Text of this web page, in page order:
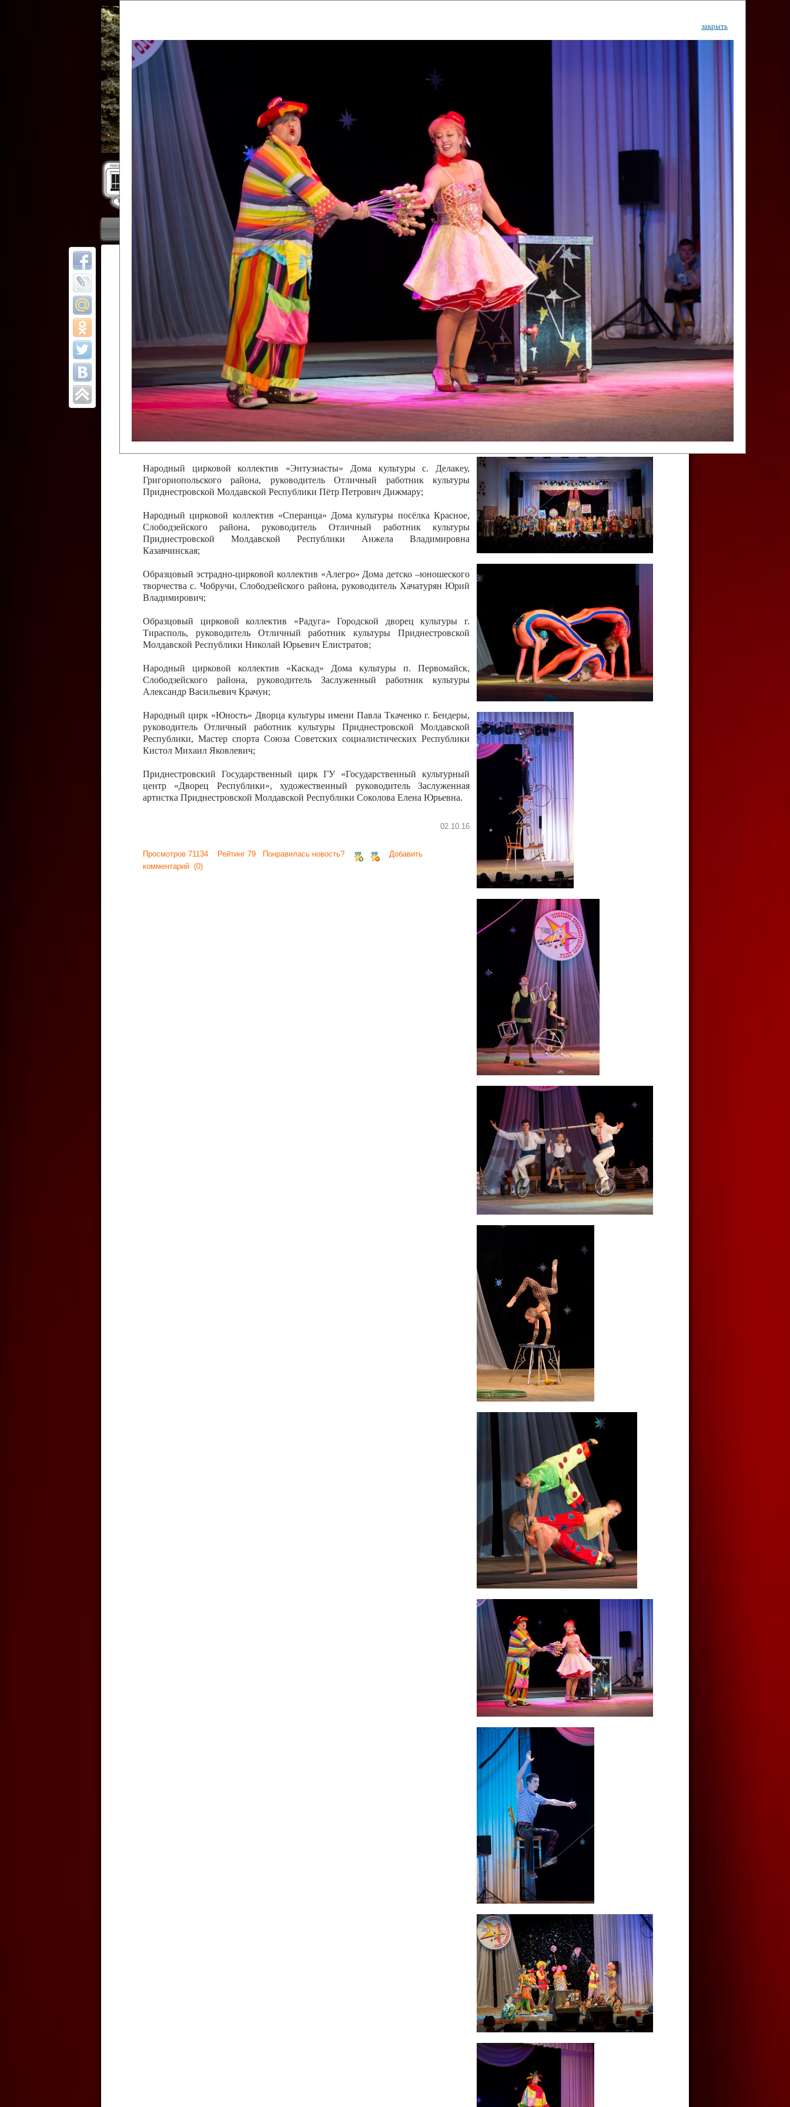
Государственный культурный центр
Дворец Республики
Приветствие Коллективы Новости Афиша Арт-монитор Арт-прожектор Контакты
ОТЧЕТЫ ГКЦ "ДВОРЕЦ РЕСПУБЛИКИ"
закрыть
Все отчеты
Финал Республиканского фестиваля
цирковых коллективов "Созвездие
Приднестровского цирка"
Участники фестиваля:
Образцовый эстрадно-цирковой коллектив «Ровесник» Дом культуры с.
Протягайловка, г. Бендеры , руководитель Рогожинер Светлана Георгиевна
Народный цирковой клоунский коллектив «Шари-вари» МУ «Культурно-
досуговый центр «Шелковик» г.Бендеры, руководители Отличные работники
культуры Приднестровской Молдавской Республики Алёна Александровна и
Олег Степанович Райлян;
Народный цирковой коллектив «Энтузиасты» Дома культуры с. Делакеу,
Григориопольского района, руководитель Отличный работник культуры
Приднестровской Молдавской Республики Пётр Петрович Дижмару;
Народный цирковой коллектив «Сперанца» Дома культуры посёлка Красное,
Слободзейского района, руководитель Отличный работник культуры
Приднестровской Молдавской Республики Анжела Владимировна
Казавчинская;
Образцовый эстрадно-цирковой коллектив «Алегро» Дома детско –юношеского
творчества с. Чобручи, Слободзейского района, руководитель Хачатурян Юрий
Владимирович;
Образцовый цирковой коллектив «Радуга» Городской дворец культуры г.
Тирасполь, руководитель Отличный работник культуры Приднестровской
Молдавской Республики Николай Юрьевич Елистратов;
Народный цирковой коллектив «Каскад» Дома культуры п. Первомайск,
Слободзейского района, руководитель Заслуженный работник культуры
Александр Васильевич Крачун;
Народный цирк «Юность» Дворца культуры имени Павла Ткаченко г. Бендеры,
руководитель Отличный работник культуры Приднестровской Молдавской
Республики, Мастер спорта Союза Советских социалистических Республики
Кистол Михаил Яковлевич;
Приднестровский Государственный цирк ГУ «Государственный культурный
центр «Дворец Республики», художественный руководитель Заслуженная
артистка Приднестровской Молдавской Республики Соколова Елена Юрьевна.
02.10.16
Просмотров 71134 Рейтинг 79 Понравилась новость?
Добавить
комментарий (0)